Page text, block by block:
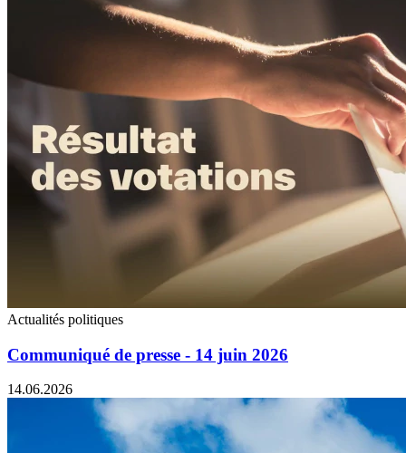
Actualités politiques
Communiqué de presse - 14 juin 2026
14.06.2026